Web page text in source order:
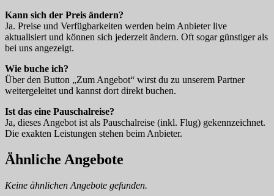
Kann sich der Preis ändern?
Ja. Preise und Verfügbarkeiten werden beim Anbieter live
aktualisiert und können sich jederzeit ändern. Oft sogar günstiger als
bei uns angezeigt.
Wie buche ich?
Über den Button „Zum Angebot“ wirst du zu unserem Partner
weitergeleitet und kannst dort direkt buchen.
Ist das eine Pauschalreise?
Ja, dieses Angebot ist als Pauschalreise (inkl. Flug) gekennzeichnet.
Die exakten Leistungen stehen beim Anbieter.
Ähnliche Angebote
Keine ähnlichen Angebote gefunden.